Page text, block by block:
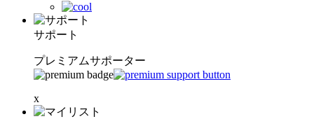
サポート
プレミアムサポーター
x